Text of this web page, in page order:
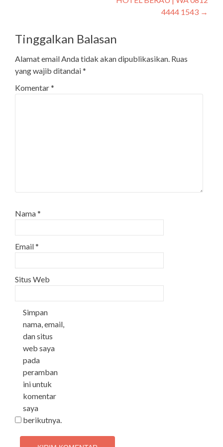
4444 1543 →
Tinggalkan Balasan
Alamat email Anda tidak akan dipublikasikan. Ruas
yang wajib ditandai*
Komentar*
Nama*
Email*
Situs Web
Simpan
nama, email,
dan situs
web saya
pada
peramban
ini untuk
komentar
saya
berikutnya.